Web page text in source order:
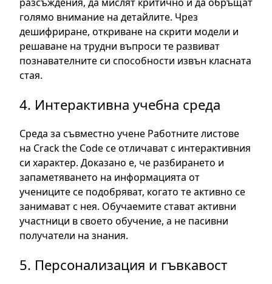
голямо внимание на детайлите. Чрез
дешифриране, откриване на скрити модели и
решаване на трудни въпроси те развиват
познавателните си способности извън класната
стая.
4. Интерактивна учебна среда
Среда за съвместно учене Работните листове
на Crack the Code се отличават с интерактивния
си характер. Доказано е, че разбирането и
запаметяването на информацията от
учениците се подобряват, когато те активно се
занимават с нея. Обучаемите стават активни
участници в своето обучение, а не пасивни
получатели на знания.
5. Персонализация и гъвкавост